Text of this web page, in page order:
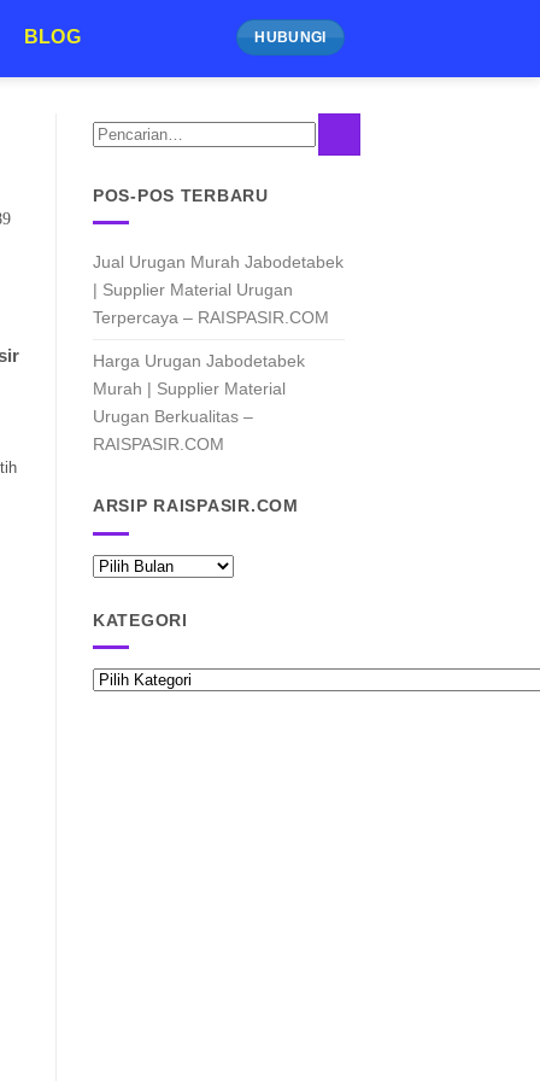
BLOG HUBUNGI
Urugan Berkualitas –
Harga Urugan Jabodetabek Turun! Saatnya Hemat
POS-POS TERBARU
Jual Urugan Murah Jabodetabek
| Supplier Material Urugan
Terpercaya – RAISPASIR.COM
Harga Urugan Jabodetabek
Murah | Supplier Material
Urugan Berkualitas –
RAISPASIR.COM
ARSIP RAISPASIR.COM
ARSIP
KATEGORI
Kategori